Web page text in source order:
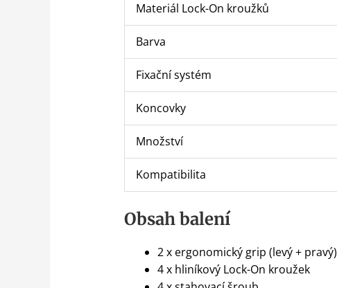
Materiál Lock-On kroužků
Barva
Fixační systém
Koncovky
Množství
Kompatibilita
Obsah balení
2 x ergonomický grip (levý + pravý)
4 x hliníkový Lock-On kroužek